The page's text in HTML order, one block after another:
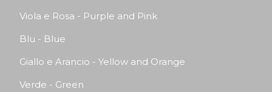
Viola e Rosa - Purple and Pink
Blu - Blue
Giallo e Arancio - Yellow and Orange
Verde - Green